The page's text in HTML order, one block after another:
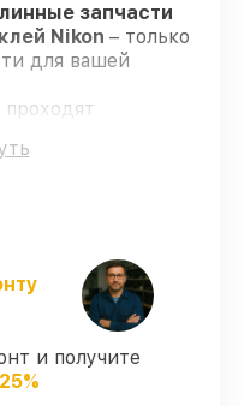
запчасти
Nikon – только
для вашей
проходят
ремонта.
биноклей Nikon
до 3-х лет.
и получите